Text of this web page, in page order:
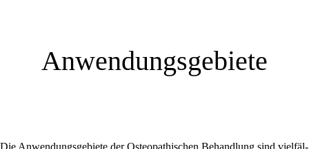
Anwen­dungs­ge­bie­te